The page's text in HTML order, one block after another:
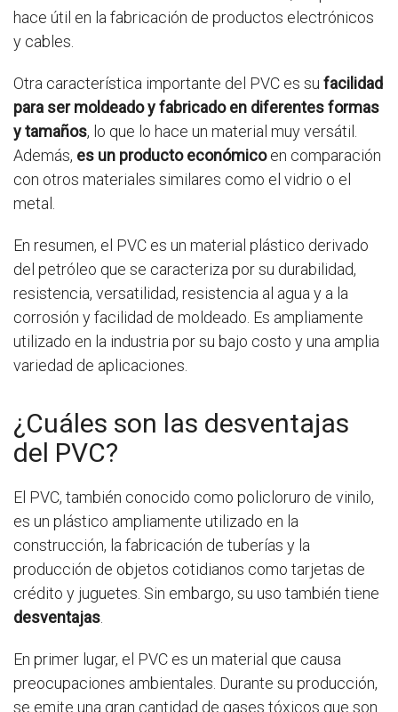
hace útil en la fabricación de productos electrónicos
y cables.
Otra característica importante del PVC es su facilidad
para ser moldeado y fabricado en diferentes formas
y tamaños, lo que lo hace un material muy versátil.
Además, es un producto económicoen comparación
con otros materiales similares como el vidrio o el
metal.
En resumen, el PVC es un material plástico derivado
del petróleo que se caracteriza por su durabilidad,
resistencia, versatilidad, resistencia al agua y a la
corrosión y facilidad de moldeado. Es ampliamente
utilizado en la industria por su bajo costo y una amplia
variedad de aplicaciones.
¿Cuáles son las desventajas
del PVC?
El PVC, también conocido como policloruro de vinilo,
es un plástico ampliamente utilizado en la
construcción, la fabricación de tuberías y la
producción de objetos cotidianos como tarjetas de
crédito y juguetes. Sin embargo, su uso también tiene
desventajas
En primer lugar, el PVC es un material que causa
preocupaciones ambientales. Durante su producción,
se emite una gran cantidad de gases tóxicos que son